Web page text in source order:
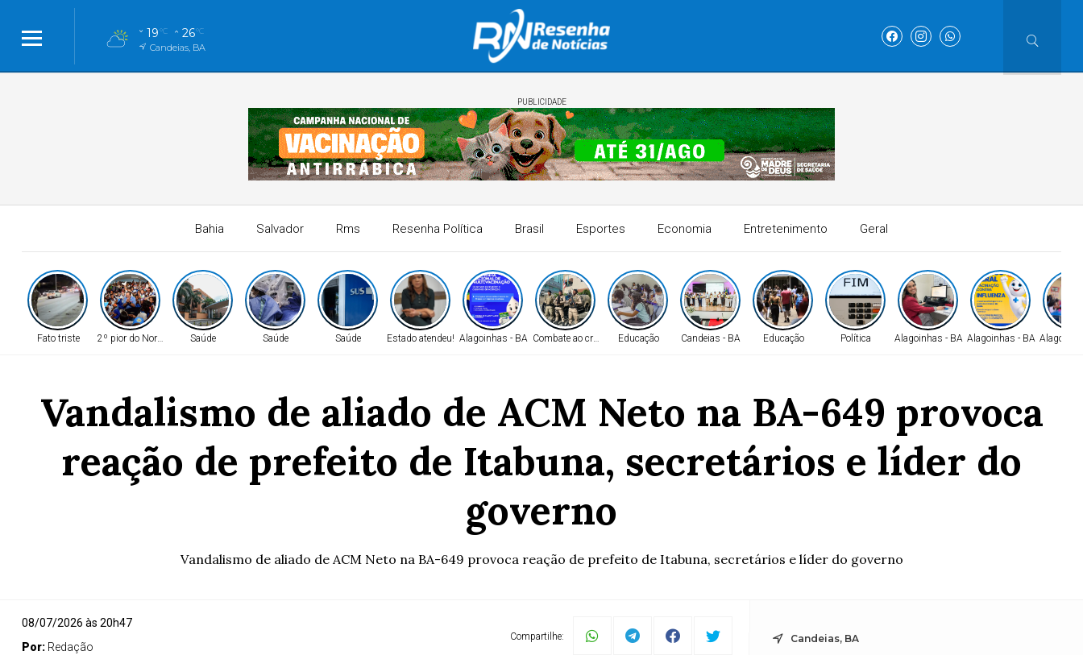
19°C 26°C
Candeias, BA
PUBLICIDADE
Bahia Salvador Rms Resenha Política Brasil Esportes Economia Entretenimento Geral
Fato triste 2º pior do Nordeste Saúde Saúde Saúde Estado atendeu! Alagoinhas - BA Combate ao crime! Educação Candeias - BA Educação Política Alagoinhas - BA Alagoinhas - BA
Vandalismo de aliado de ACM Neto na BA-649 provoca
reação de prefeito de Itabuna, secretários e líder do
governo
Vandalismo de aliado de ACM Neto na BA-649 provoca reação de prefeito de Itabuna, secretários e líder do governo
08/07/2026 às 20h47
Por: Redação
Compartilhe: Candeias, BA